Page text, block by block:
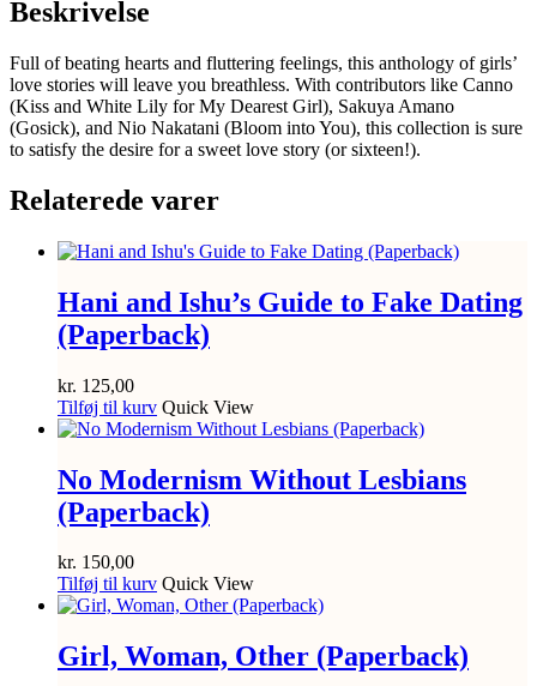
Beskrivelse
Full of beating hearts and fluttering feelings, this anthology of girls’
love stories will leave you breathless. With contributors like Canno
(Kiss and White Lily for My Dearest Girl), Sakuya Amano
(Gosick), and Nio Nakatani (Bloom into You), this collection is sure
to satisfy the desire for a sweet love story (or sixteen!).
Relaterede varer
Hani and Ishu’s Guide to Fake Dating
(Paperback)
kr. 125,00
Tilføj til kurv Quick View
No Modernism Without Lesbians
(Paperback)
kr. 150,00
Tilføj til kurv Quick View
Girl, Woman, Other (Paperback)